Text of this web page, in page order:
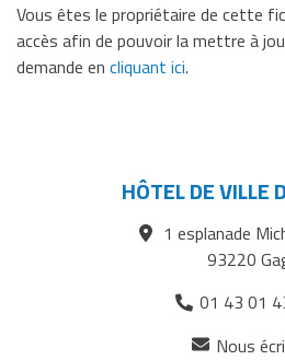
Vous êtes le propriétaire de cette
accès afin de pouvoir la mettre à
demande en cliquant ici.
HÔTEL DE VILLE
1 esplanade
93220
01 43 01
Nous